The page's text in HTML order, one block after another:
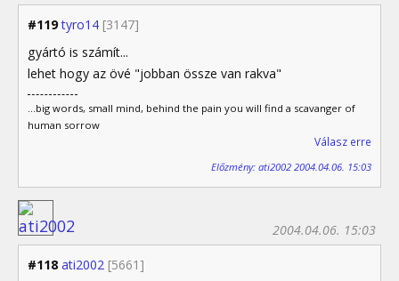
#119 tyro14 [3147]
gyártó is számít...
lehet hogy az övé "jobban össze van rakva"
...big words, small mind, behind the pain you will find a scavanger of
human sorrow
Válasz erre
Előzmény: ati2002 2004.04.06. 15:03
#118 ati2002 [5661]
2004.04.06. 15:03